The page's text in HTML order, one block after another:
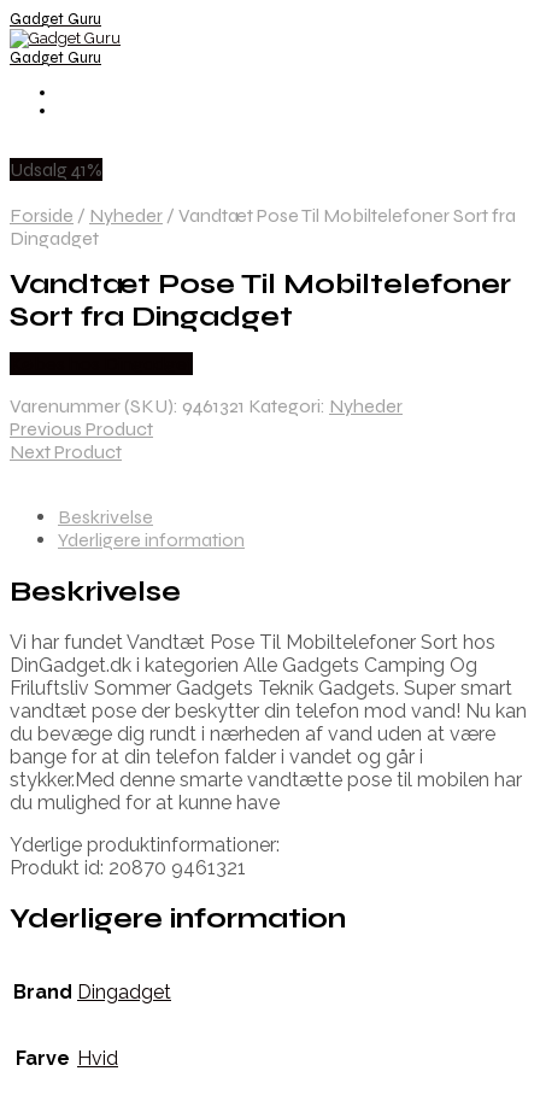
Gadget Guru
Gadget Guru
Udsalg 41%
Forside / Nyheder / Vandtæt Pose Til Mobiltelefoner Sort fra
Dingadget
Vandtæt Pose Til Mobiltelefoner
Sort fra Dingadget
Varenummer (SKU): 9461321 Kategori: Nyheder
Previous Product
Next Product
Beskrivelse
Yderligere information
Beskrivelse
Vi har fundet Vandtæt Pose Til Mobiltelefoner Sort hos
DinGadget.dk i kategorien Alle Gadgets Camping Og
Friluftsliv Sommer Gadgets Teknik Gadgets. Super smart
vandtæt pose der beskytter din telefon mod vand! Nu kan
du bevæge dig rundt i nærheden af vand uden at være
bange for at din telefon falder i vandet og går i
stykker.Med denne smarte vandtætte pose til mobilen har
du mulighed for at kunne have
Yderlige produktinformationer:
Produkt id: 20870 9461321
Yderligere information
Brand Dingadget
Farve Hvid